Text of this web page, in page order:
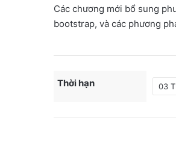
Các chương mới bổ sung
bootstrap, và các phương
Thời hạn